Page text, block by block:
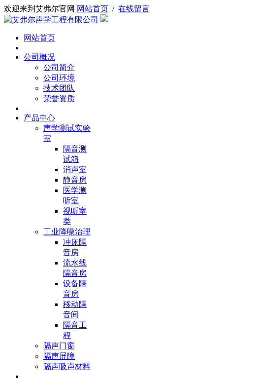
欢迎来到艾弗尔官网 网站首页 / 在线留言
网站首页
公司概况
公司简介
公司环境
技术团队
荣誉资质
产品中心
声学测试实验
室
隔音测
试箱
消声室
静音房
医学测
听室
视听室
类
工业降噪治理
冲床隔
音房
流水线
隔音房
设备隔
音房
移动隔
音间
隔音工
程
隔声门窗
隔声屏障
隔声吸声材料